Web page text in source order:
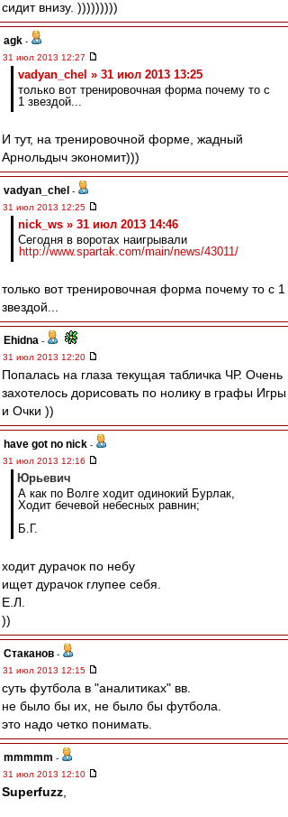
сидит внизу. )))))))))
agk -
31 июл 2013 12:27
vadyan_chel » 31 июл 2013 13:25
только вот тренировочная форма почему то с
1 звездой...
И тут, на тренировочной форме, жадный
Арнольдыч экономит)))
vadyan_chel -
31 июл 2013 12:25
nick_ws » 31 июл 2013 14:46
Сегодня в воротах наигрывали
http://www.spartak.com/main/news/43011/
только вот тренировочная форма почему то с 1
звездой...
Ehidna -
31 июл 2013 12:20
Попалась на глаза текущая табличка ЧР. Очень
захотелось дорисовать по нолику в графы Игры
и Очки ))
have got no nick -
31 июл 2013 12:16
Юрьевич
А как по Волге ходит одинокий Бурлак,
Ходит бечевой небесных равнин;
Б.Г.
ходит дурачок по небу
ищет дурачок глупее себя.
Е.Л.
))
Cтаканов -
31 июл 2013 12:15
суть футбола в "аналитиках" вв.
не было бы их, не было бы футбола.
это надо четко понимать.
mmmmm -
31 июл 2013 12:10
Superfuzz